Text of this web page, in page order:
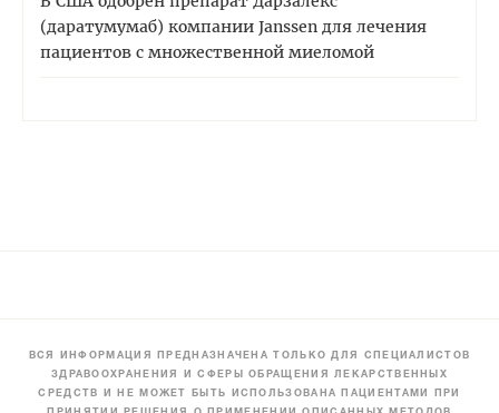
(даратумумаб) компании Janssen для лечения
пациентов с множественной миеломой
ВСЯ ИНФОРМАЦИЯ ПРЕДНАЗНАЧЕНА ТОЛЬКО ДЛЯ СПЕЦИАЛИСТОВ
ЗДРАВООХРАНЕНИЯ И СФЕРЫ ОБРАЩЕНИЯ ЛЕКАРСТВЕННЫХ
СРЕДСТВ И НЕ МОЖЕТ БЫТЬ ИСПОЛЬЗОВАНА ПАЦИЕНТАМИ ПРИ